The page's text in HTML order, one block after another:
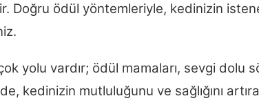
Doğru ödül yöntemleriyle, kedinizin
yolu vardır; ödül mamaları, sevgi dolu
kedinizin mutluluğunu ve sağlığını